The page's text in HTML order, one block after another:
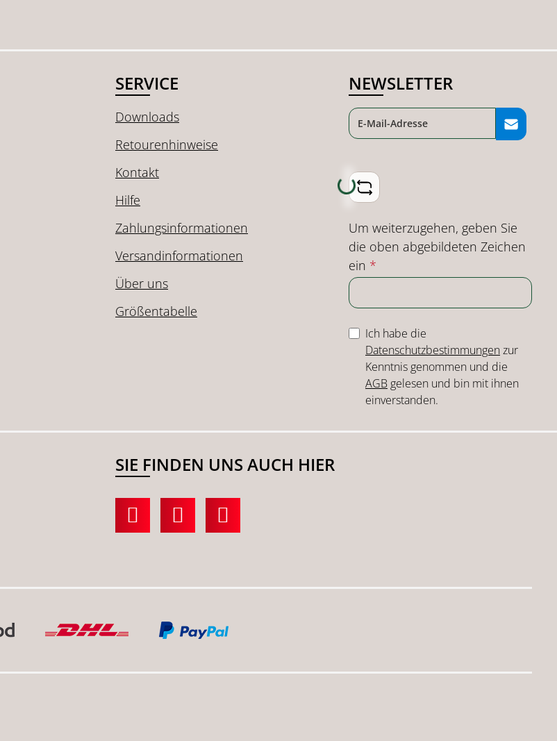
SERVICE
Downloads
Retourenhinweise
Kontakt
Hilfe
Zahlungsinformationen
Versandinformationen
Über uns
Größentabelle
NEWSLETTER
Loading...
Um weiterzugehen, geben Sie
die oben abgebildeten Zeichen
ein *
Ich habe die
Datenschutzbestimmungenzur
Kenntnis genommen und die
AGB gelesen und bin mit ihnen
einverstanden.
SIE FINDEN UNS AUCH HIER